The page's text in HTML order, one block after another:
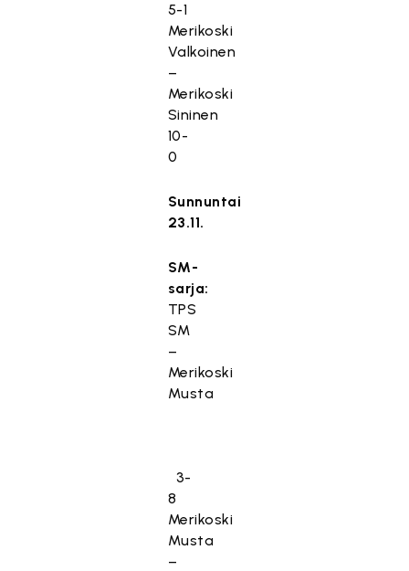
5-1
Merikoski
Valkoinen
–
Merikoski
Sininen
10-
0
Sunnuntai
23.11.
SM-
sarja:
TPS
SM
–
Merikoski
Musta
3-
8
Merikoski
Musta
–